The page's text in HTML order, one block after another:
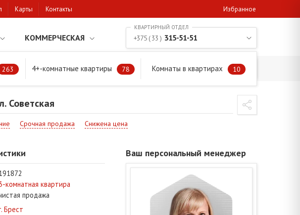
Карты Контакты Избранное
КОММЕРЧЕСКАЯ
263 4+-комнатные квартиры 78 Комнаты в квартирах 10
+375 ( 33 ) 315-51-51
Советская
Срочная продажа Снижена цена
комнатная квартира
продажа
Брест
Ваш персональный менеджер